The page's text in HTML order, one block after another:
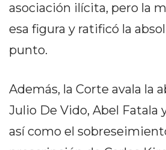
PRECIOS
WHEY
EN
PERGAMINO:
DÓNDE
COMPRAR
asociación ilícita, pero la
esa figura y ratificó la
punto.
Además, la Corte avala la
Julio De Vido, Abel Fatala
así como el